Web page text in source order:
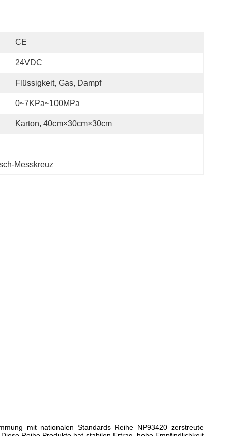
CE
24VDC
Flüssigkeit, Gas, Dampf
0~7KPa~100MPa
Karton, 40cm×30cm×30cm
Messkreuz
mit nationalen Standards Reihe NP93420 zerstreute